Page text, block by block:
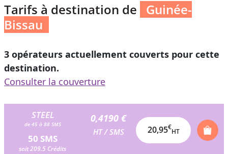
Tarifs à destination de
Guinée-
Bissau
3 opérateurs actuellement couverts pour cette
destination.
Consulter la couverture
STEEL
de 45 à 88 SMS
50 SMS
soit 209.5 Crédits
0,4190 €
HT / SMS 20,95€
HT